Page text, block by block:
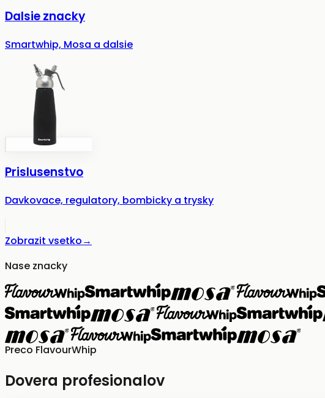
Dalsie znacky
Smartwhip, Mosa a dalsie
Prislusenstvo
Davkovace, regulatory, bombicky a trysky
Zobrazit vsetko→
Nase znacky
Preco FlavourWhip
Dovera profesionalov